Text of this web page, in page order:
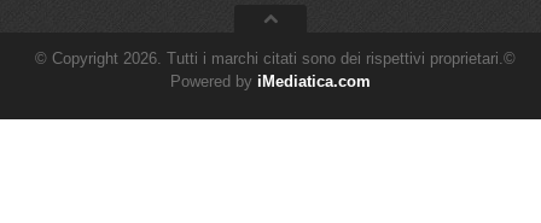
© Copyright 2026. Tutti i marchi citati sono dei rispettivi proprietari.©
Powered by iMediatica.com